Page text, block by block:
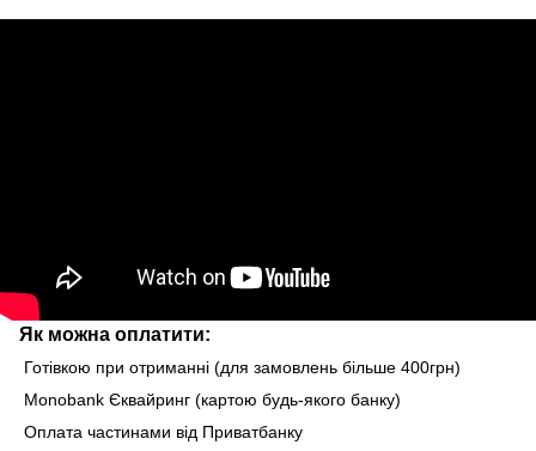
Як можна оплатити:
Готівкою при отриманні (для замовлень більше 400грн)
Monobank Єквайринг (картою будь-якого банку)
Оплата частинами від Приватбанку